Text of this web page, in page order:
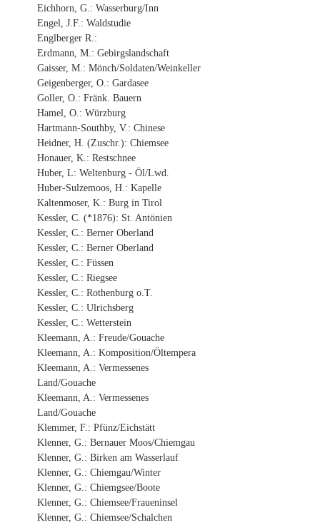
Eichhorn, G.: Wasserburg/Inn
Engel, J.F.: Waldstudie
Englberger R.:
Erdmann, M.: Gebirgslandschaft
Gaisser, M.: Mönch/Soldaten/Weinkeller
Geigenberger, O.: Gardasee
Goller, O.: Fränk. Bauern
Hamel, O.: Würzburg
Hartmann-Southby, V.: Chinese
Heidner, H. (Zuschr.): Chiemsee
Honauer, K.: Restschnee
Huber, L: Weltenburg - Öl/Lwd.
Huber-Sulzemoos, H.: Kapelle
Kaltenmoser, K.: Burg in Tirol
Kessler, C. (*1876): St. Antönien
Kessler, C.: Berner Oberland
Kessler, C.: Berner Oberland
Kessler, C.: Füssen
Kessler, C.: Riegsee
Kessler, C.: Rothenburg o.T.
Kessler, C.: Ulrichsberg
Kessler, C.: Wetterstein
Kleemann, A.: Freude/Gouache
Kleemann, A.: Komposition/Öltempera
Kleemann, A.: Vermessenes
Land/Gouache
Kleemann, A.: Vermessenes
Land/Gouache
Klemmer, F.: Pfünz/Eichstätt
Klenner, G.: Bernauer Moos/Chiemgau
Klenner, G.: Birken am Wasserlauf
Klenner, G.: Chiemgau/Winter
Klenner, G.: Chiemgsee/Boote
Klenner, G.: Chiemsee/Fraueninsel
Klenner, G.: Chiemsee/Schalchen